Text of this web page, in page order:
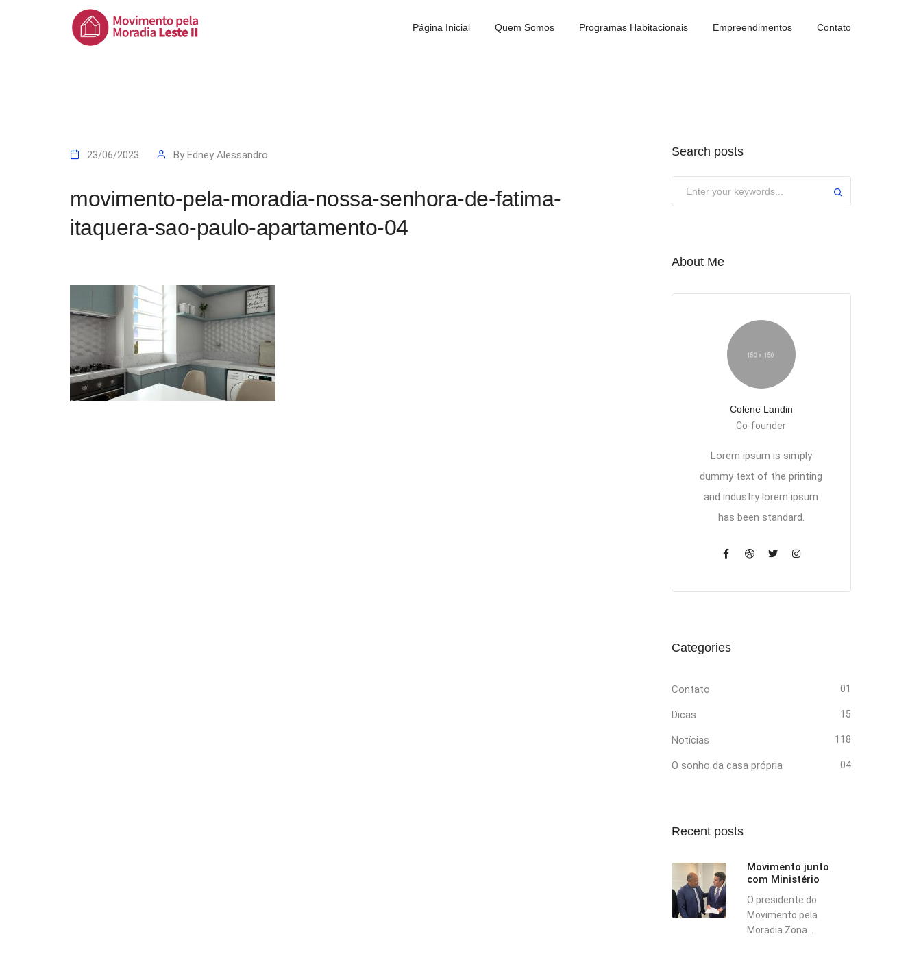
Página Inicial Quem Somos Programas Habitacionais Empreendimentos Contato
23/06/2023 By Edney Alessandro
movimento-pela-moradia-nossa-senhora-de-fatima-
itaquera-sao-paulo-apartamento-04
Search posts
About Me
Colene Landin
Co-founder
Lorem ipsum is simply
dummy text of the printing
and industry lorem ipsum
has been standard.
Categories
Contato 01
Dicas 15
Notícias 118
O sonho da casa própria 04
Recent posts
Movimento junto
com Ministério
O presidente do
Movimento pela
Moradia Zona...